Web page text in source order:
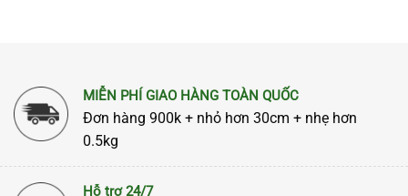
MIỄN PHÍ GIAO HÀNG TOÀN QUỐC
Đơn hàng 900k + nhỏ hơn 30cm + nhẹ hơn
0.5kg
Hỗ trợ 24/7